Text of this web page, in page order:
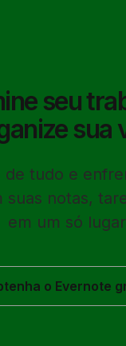
seu
sua
de tudo e
suas notas,
em um só
o Evernote